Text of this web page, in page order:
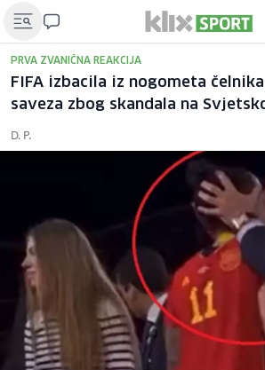
PRVA ZVANIČNA REAKCIJA
FIFA izbacila iz nogometa
saveza zbog skandala na
D. P.